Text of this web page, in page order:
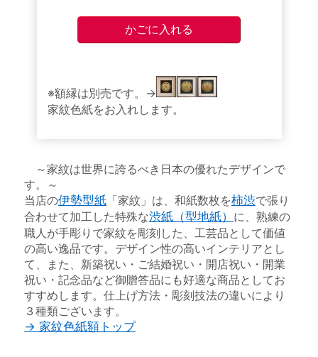
※額縁は別売です。→
家紋色紙をお入れします。
～家紋は世界に誇るべき日本の優れたデザインで
す。～
当店の伊勢型紙 「家紋」は、和紙数枚を柿渋で張り
合わせて加工した特殊な渋紙（型地紙） に、熟練の
職人が手彫りで家紋を彫刻した、工芸品として価値
の高い逸品です。デザイン性の高いインテリアとし
て、また、新築祝い・ご結婚祝い・開店祝い・開業
祝い・記念品など御贈答品にも好適な商品としてお
すすめします。仕上げ方法・彫刻技法の違いにより
３種類ございます。
→ 家紋色紙額トップ